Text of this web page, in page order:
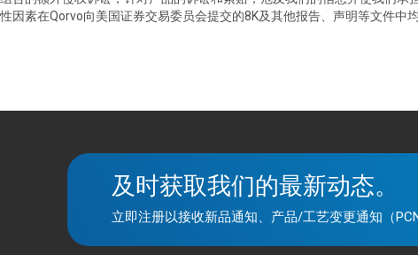
性因素在Qorvo向美国证券交易委员会提交的8K及其他报告、声明等文件中
及时获取我们的最新动态。
立即注册以接收新品通知、产品/工艺变更通知（